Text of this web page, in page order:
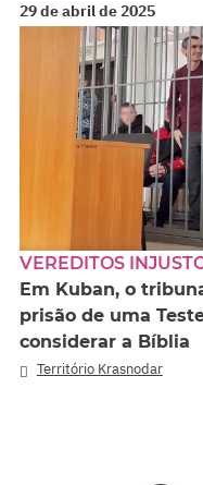
29 de abril de 2025
VEREDITOS
Em Kuban, o
prisão de uma
considerar a Bíblia
Território Krasnodar